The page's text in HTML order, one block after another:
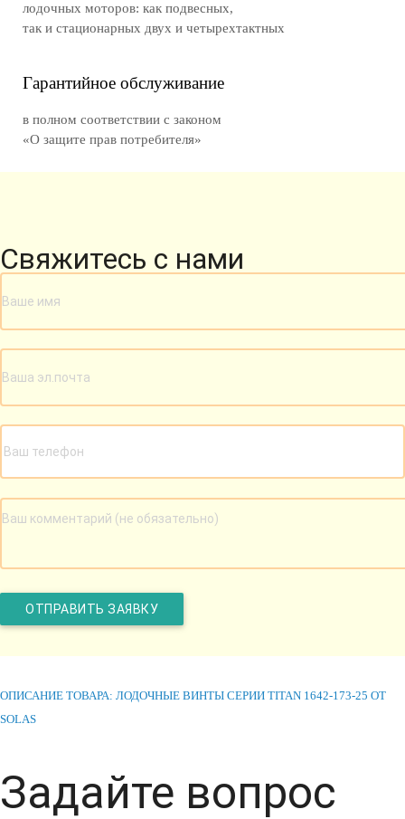
лодочных моторов: как подвесных,
так и стационарных двух и четырехтактных
Гарантийное обслуживание
в полном соответствии с законом
«О защите прав потребителя»
Свяжитесь с нами
ОПИСАНИЕ ТОВАРА: ЛОДОЧНЫЕ ВИНТЫ СЕРИИ TITAN 1642-173-25 ОТ
SOLAS
Задайте вопрос